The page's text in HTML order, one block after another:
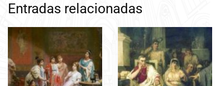
Entradas relacionadas